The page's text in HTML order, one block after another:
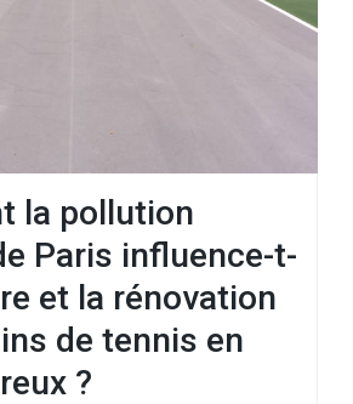
la pollution
Paris influence-t-
et la rénovation
de tennis en
?